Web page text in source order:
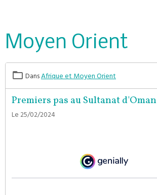
Moyen Orient
DansAfrique et Moyen Orient
Premiers pas au Sultanat d'Oman
Le 25/02/2024